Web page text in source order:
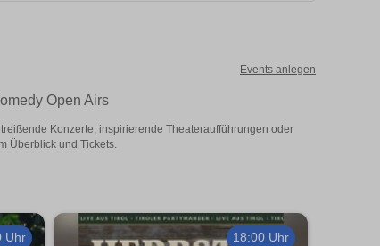
Events anlegen
Open Airs
Konzerte, inspirierende Theateraufführungen oder
Überblick und Tickets.
Uhr 18:00 Uhr